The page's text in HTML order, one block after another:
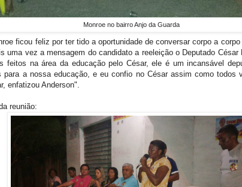
Monroe no bairro Anjo da Guarda
ficou feliz por ter tido a oportunidade de conversar corpo a
uma vez a mensagem do candidato a reeleição o Deputado César
feitos na área da educação pelo César, ele é um incansável
para a nossa educação, e eu confio no César assim como todos
enfatizou Anderson".
reunião: